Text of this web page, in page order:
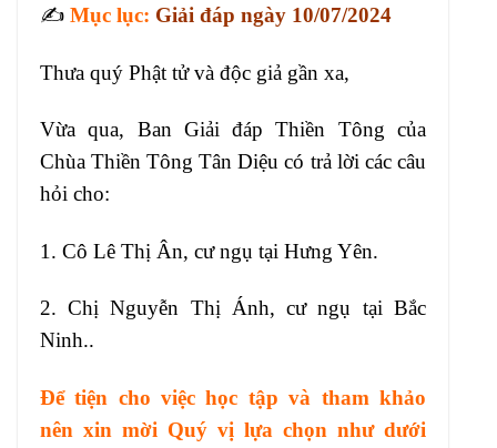
✍️ Mục lục: Giải đáp ngày 10/07/2024
Thưa quý Phật tử và độc giả gần xa,
Vừa qua, Ban Giải đáp Thiền Tông của
Chùa Thiền Tông Tân Diệu có trả lời các câu
hỏi cho:
1. Cô Lê Thị Ân, cư ngụ tại Hưng Yên.
2. Chị Nguyễn Thị Ánh, cư ngụ tại Bắc
Ninh..
Để tiện cho việc học tập và tham khảo
nên xin mời Quý vị lựa chọn như dưới